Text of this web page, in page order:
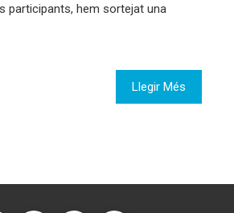
participants, hem sortejat una
Llegir Més